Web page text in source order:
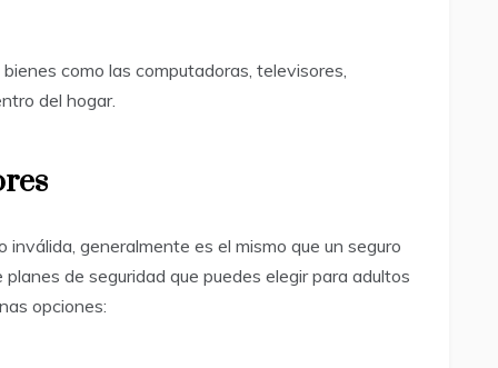
como las computadoras, televisores,
del hogar.
generalmente es el mismo que un seguro
de seguridad que puedes elegir para adultos
opciones: